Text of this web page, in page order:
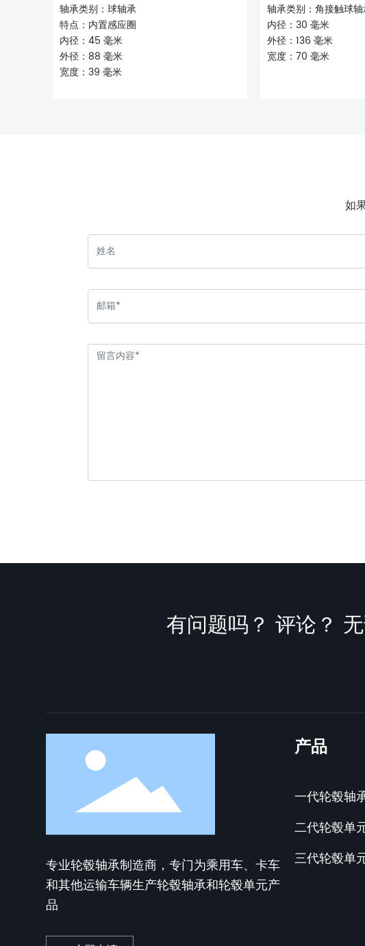
轴承类别：球轴承
特点：内置感应圈
内径：45 毫米
外径：88 毫米
宽度：39 毫米
轴承类别：角接触球
内径：30 毫米
外径：136 毫米
宽度：70 毫米
如
有问题吗？ 评论？
专业轮毂轴承制造商，专门为乘用车、卡车
和其他运输车辆生产轮毂轴承和轮毂单元产
品
产品
一代轮毂轴
二代轮毂单
三代轮毂单